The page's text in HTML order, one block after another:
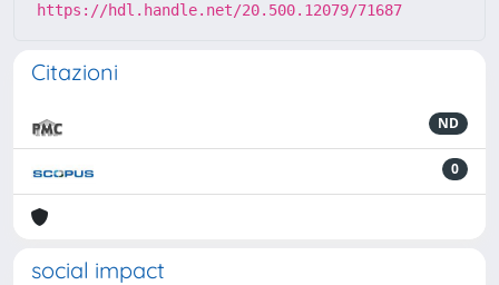
https://hdl.handle.net/20.500.12079/71687
Citazioni
ND
0
social impact